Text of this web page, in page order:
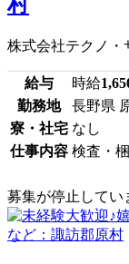
株式会社テクノ・
給与 時給
勤務地
長野県
寮・社宅 なし
仕事内容 検査・
募集が停止してい